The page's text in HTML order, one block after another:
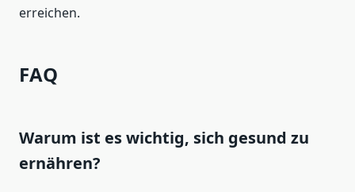
erreichen.
FAQ
Warum ist es wichtig, sich gesund zu
ernähren?